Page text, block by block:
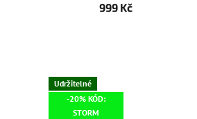
999 Kč
Udržitelné
-20% KÓD:
STORM